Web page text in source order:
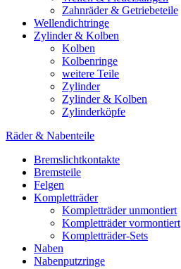
Zahnräder & Getriebeteile
Wellendichtringe
Zylinder & Kolben
Kolben
Kolbenringe
weitere Teile
Zylinder
Zylinder & Kolben
Zylinderköpfe
Räder & Nabenteile
Bremslichtkontakte
Bremsteile
Felgen
Kompletträder
Kompletträder unmontiert
Kompletträder vormontiert
Kompletträder-Sets
Naben
Nabenputzringe